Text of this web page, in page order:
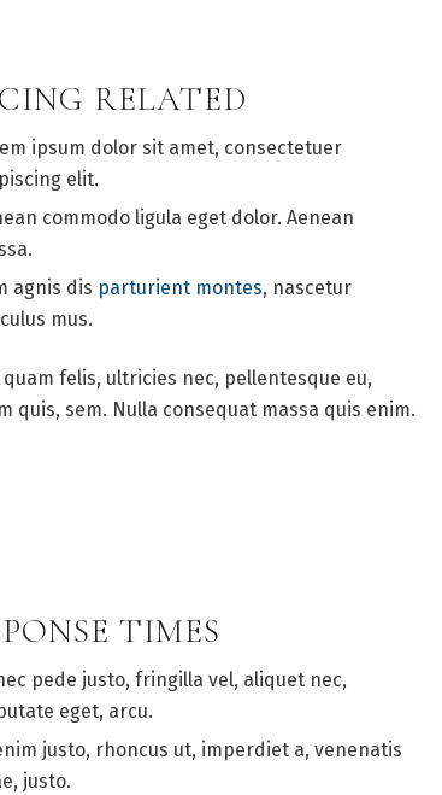
RELATED
ipsum dolor sit amet, consectetuer
elit.
commodo ligula eget dolor. Aenean
agnis dis parturient montes, nascetur
mus.
quam felis, ultricies nec, pellentesque eu,
quis, sem. Nulla consequat massa quis enim.
TIMES
pede justo, fringilla vel, aliquet nec,
eget, arcu.
justo, rhoncus ut, imperdiet a, venenatis
justo.